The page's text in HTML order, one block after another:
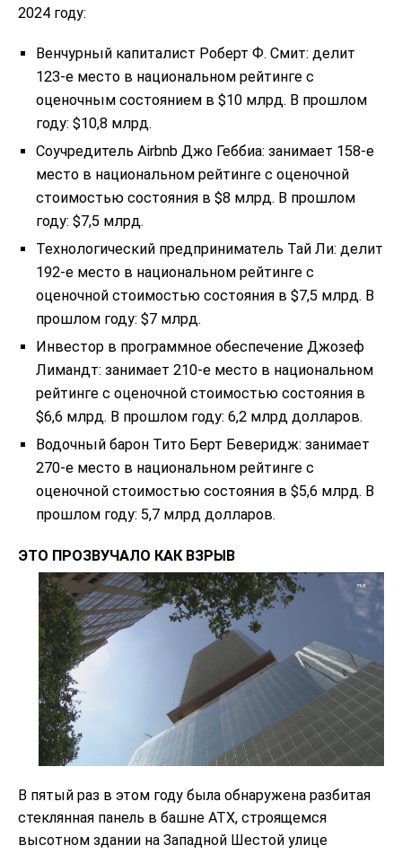
2024 году:
Венчурный капиталист Роберт Ф. Смит: делит
123-е место в национальном рейтинге с
оценочным состоянием в $10 млрд. В прошлом
году: $10,8 млрд.
Соучредитель Airbnb Джо Геббиа: занимает 158-е
место в национальном рейтинге с оценочной
стоимостью состояния в $8 млрд. В прошлом
году: $7,5 млрд.
Технологический предприниматель Тай Ли: делит
192-е место в национальном рейтинге с
оценочной стоимостью состояния в $7,5 млрд. В
прошлом году: $7 млрд.
Инвестор в программное обеспечение Джозеф
Лимандт: занимает 210-е место в национальном
рейтинге с оценочной стоимостью состояния в
$6,6 млрд. В прошлом году: 6,2 млрд долларов.
Водочный барон Тито Берт Беверидж: занимает
270-е место в национальном рейтинге с
оценочной стоимостью состояния в $5,6 млрд. В
прошлом году: 5,7 млрд долларов.
ЭТО ПРОЗВУЧАЛО КАК ВЗРЫВ
В пятый раз в этом году была обнаружена разбитая
стеклянная панель в башне ATX, строящемся
высотном здании на Западной Шестой улице